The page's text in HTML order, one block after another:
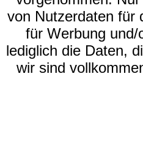
von Nutzerdaten für
für Werbung
lediglich die Daten,
wir sind